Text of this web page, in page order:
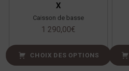
X
Caisson de basse
1 290,00€
CHOIX DES OPTIONS